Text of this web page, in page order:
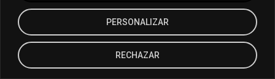
PERSONALIZAR
RECHAZAR